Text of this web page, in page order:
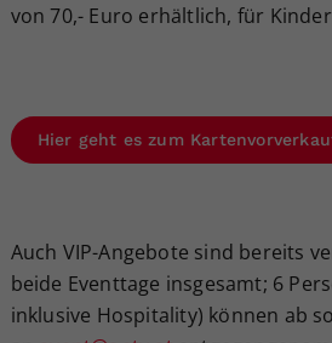
von 70,- Euro erhältlich, für
Hier geht es zum
Auch VIP-Angebote sind bereits
beide Eventtage insgesamt; 6
inklusive Hospitality) können ab